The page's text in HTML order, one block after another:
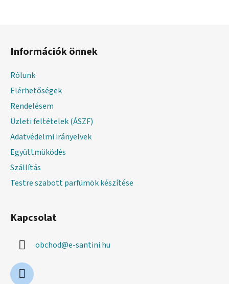
Információk önnek
Rólunk
Elérhetőségek
Rendelésem
Üzleti feltételek (ÁSZF)
Adatvédelmi irányelvek
Együttmüködés
Szállítás
Testre szabott parfümök készítése
Kapcsolat
obchod@e-santini.hu